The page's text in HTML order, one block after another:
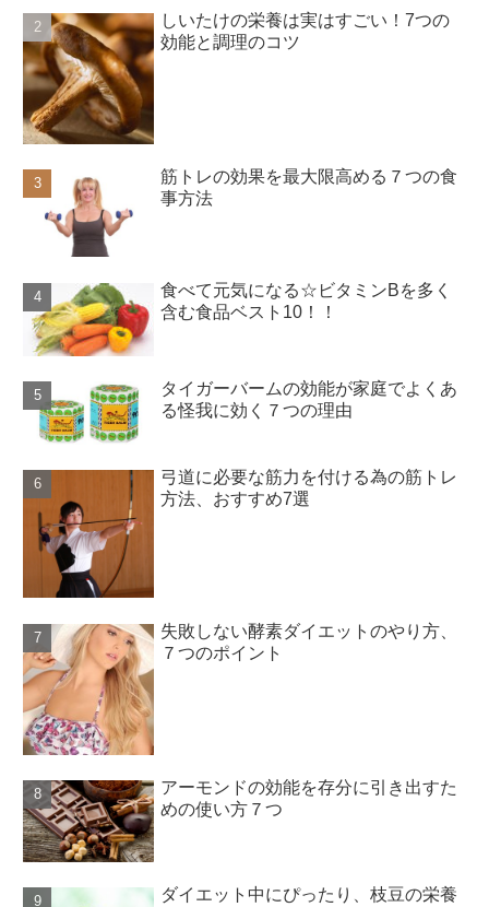
しいたけの栄養は実はすごい！7つの
効能と調理のコツ
筋トレの効果を最大限高める７つの食
事方法
食べて元気になる☆ビタミンBを多く
含む食品ベスト10！！
タイガーバームの効能が家庭でよくあ
る怪我に効く７つの理由
弓道に必要な筋力を付ける為の筋トレ
方法、おすすめ7選
失敗しない酵素ダイエットのやり方、
７つのポイント
アーモンドの効能を存分に引き出すた
めの使い方７つ
ダイエット中にぴったり、枝豆の栄養